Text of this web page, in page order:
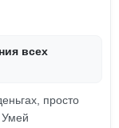
всех
просто
Умей